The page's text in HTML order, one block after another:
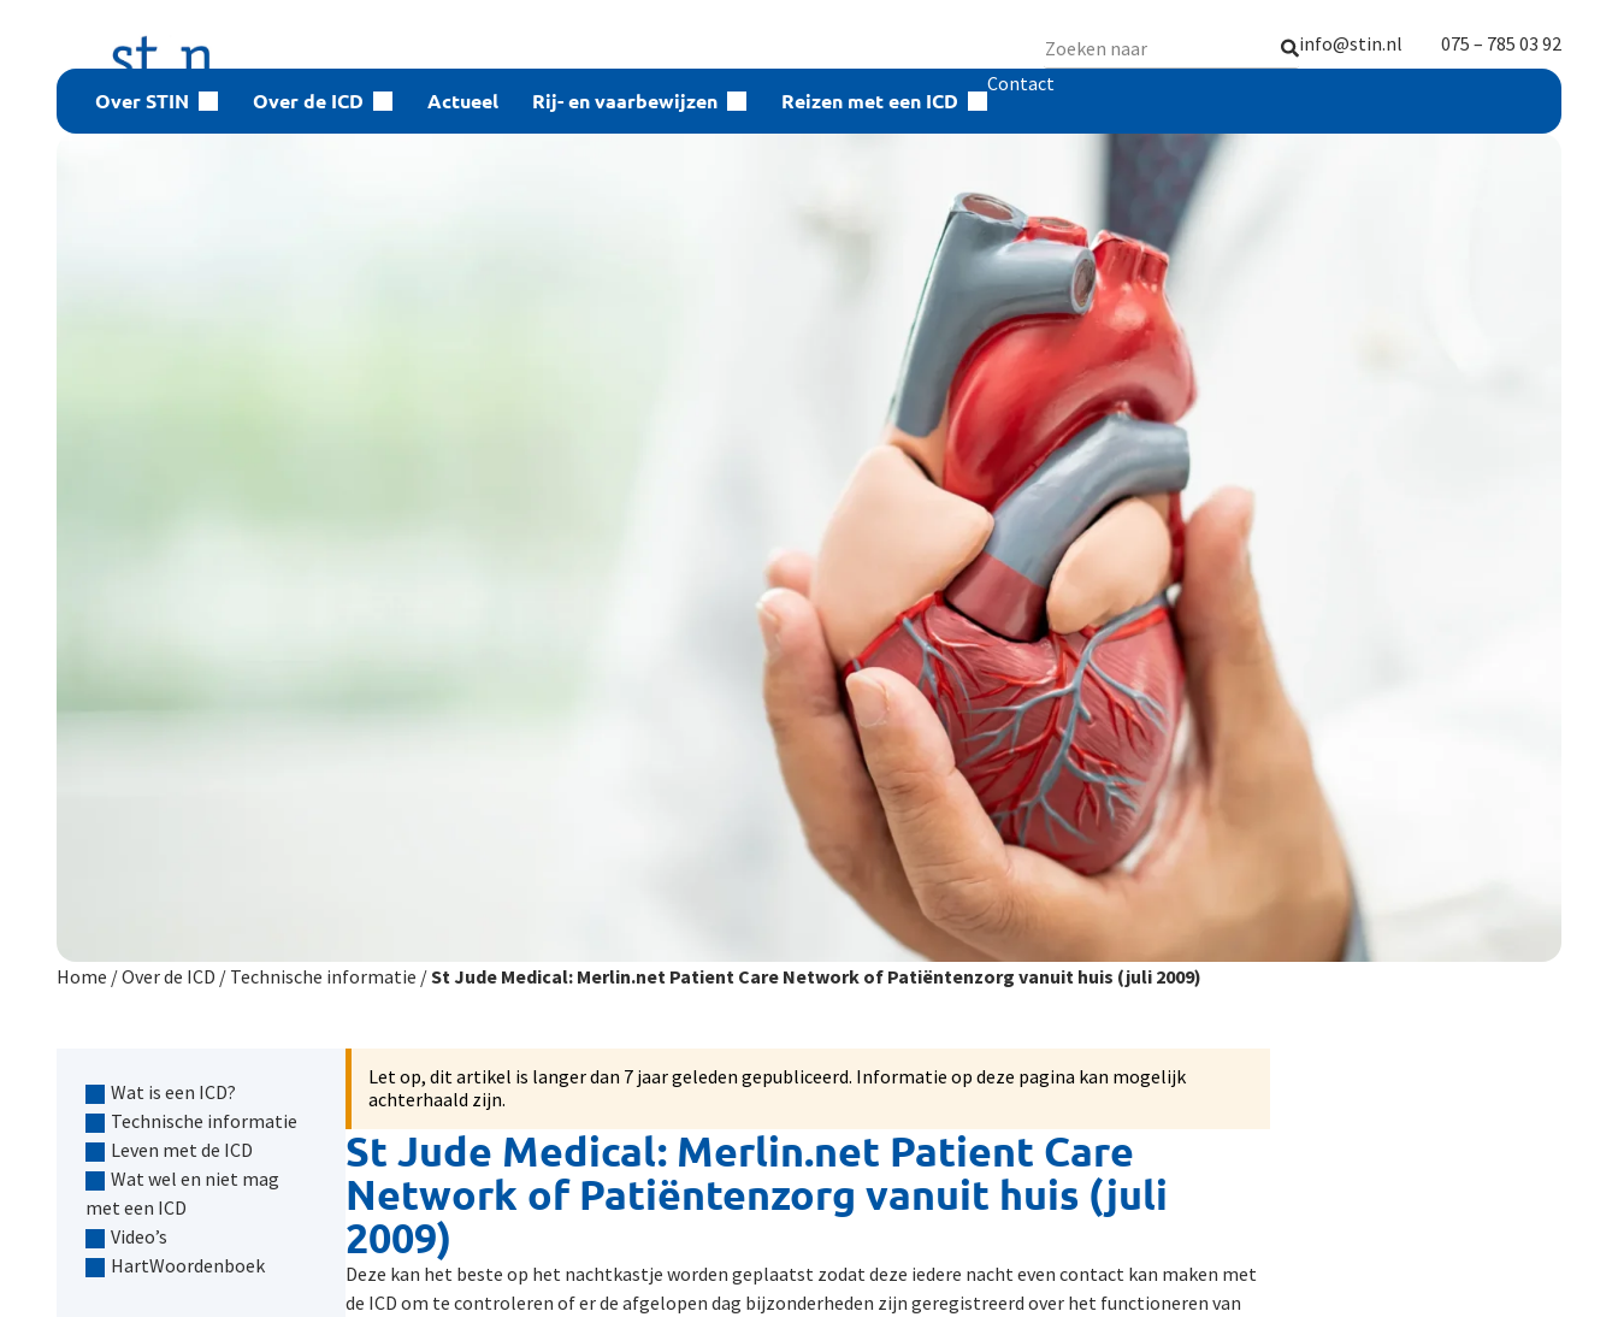
info@stin.nl 075 – 785 03 92
Over STIN Over de ICD Actueel Rij- en vaarbewijzen Reizen met een ICD
Contact
Home /Over de ICD / Technische informatie /St Jude Medical: Merlin.net Patient Care Network of Patiëntenzorg vanuit huis (juli 2009)
Wat is een ICD?
Technische informatie
Leven met de ICD
Wat wel en niet mag
met een ICD
Video’s
HartWoordenboek
Let op, dit artikel is langer dan 7 jaar geleden gepubliceerd. Informatie op deze pagina kan mogelijk
achterhaald zijn.
St Jude Medical: Merlin.net Patient Care
Network of Patiëntenzorg vanuit huis (juli
2009)
Deze kan het beste op het nachtkastje worden geplaatst zodat deze iedere nacht even contact kan maken met
de ICD om te controleren of er de afgelopen dag bijzonderheden zijn geregistreerd over het functioneren van